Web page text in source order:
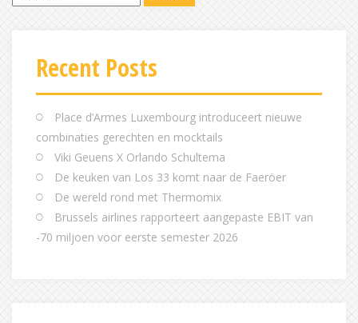
for:
Recent Posts
Place d’Armes Luxembourg introduceert nieuwe
combinaties gerechten en mocktails
Viki Geuens X Orlando Schultema
De keuken van Los 33 komt naar de Faeröer
De wereld rond met Thermomix
Brussels airlines rapporteert aangepaste EBIT van
-70 miljoen voor eerste semester 2026